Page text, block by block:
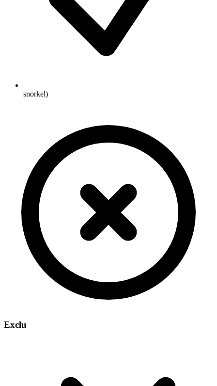
snorkel)
Exclu